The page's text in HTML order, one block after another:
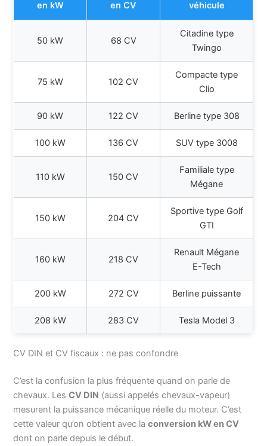
en kW
en CV
véhicule
50 kW 68 CV
Citadine type
Twingo
75 kW 102 CV
Compacte type
Clio
90 kW 122 CV Berline type 308
100 kW 136 CV SUV type 3008
110 kW 150 CV
Familiale type
Mégane
150 kW 204 CV
Sportive type Golf
GTI
160 kW 218 CV
Renault Mégane
E-Tech
200 kW 272 CV Berline puissante
208 kW 283 CV Tesla Model 3
CV DIN et CV fiscaux : ne pas confondre
C’est la confusion la plus fréquente quand on parle de
chevaux. LesCV DIN (aussi appelés chevaux-vapeur)
mesurent la puissance mécanique réelle du moteur. C’est
cette valeur qu’on obtient avec laconversion kW en CV
dont on parle depuis le début.